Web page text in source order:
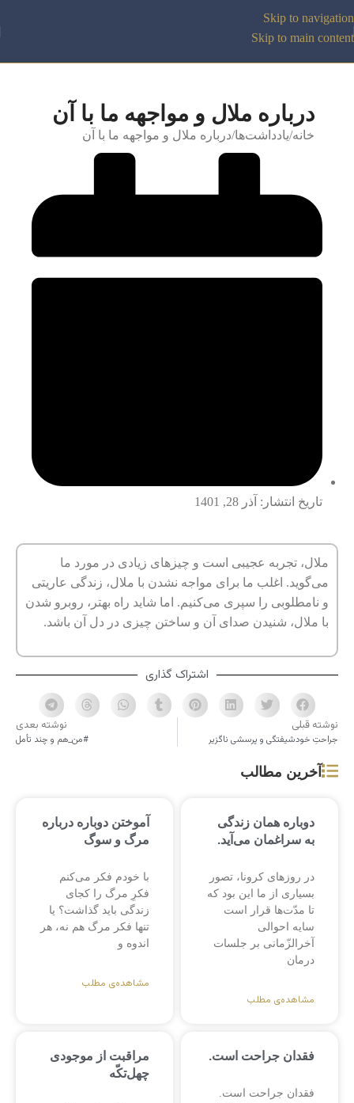
Skip to navigation
Skip to main content
درباره ملال و مواجهه ما با آن
خانه یادداشت‌ها درباره ملال و مواجهه ما با آن
تاریخ انتشار: آذر 28, 1401
ملال، تجربه عجیبی است و چیزهای زیادی در مورد ما
می‌گوید. اغلب ما برای مواجه نشدن با ملال، زندگی عاریتی‌
و نامطلوبی را سپری می‌کنیم. اما شاید راه بهتر، روبرو شدن
با ملال، شنیدن صدای آن و ساختن چیزی در دل آن باشد.
اشتراک گذاری
نوشته قبلی
جراحتِ خودشیفتگی و پرسشی ناگزیر
نوشته بعدی
#من_هم و چند تأمل
آخرین مطالب
دوباره همان زندگی
به سراغمان می‌آید.
در روزهای کرونا، تصور
بسیاری از ما این بود که
تا مدّت‌ها قرار است
سایه احوالی
آخرالزّمانی بر جلسات
درمان
مشاهده‌ی مطلب
آموختن دوباره درباره
مرگ و سوگ
با خودم فکر می‌کنم
فکرِ مرگ را کجای
زندگی باید گذاشت؟ یا
تنها فکر مرگ هم نه، هر
اندوه و
مشاهده‌ی مطلب
فقدان جراحت است.
فقدان جراحت است.
مراقبت از موجودی
چهل‌تکّه